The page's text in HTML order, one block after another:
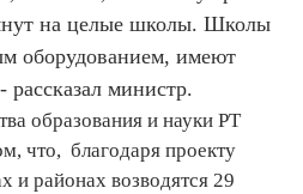
на целые школы. Школы
оборудованием, имеют
рассказал министр.
образования и науки РТ
что, благодаря проекту
и районах возводятся 29